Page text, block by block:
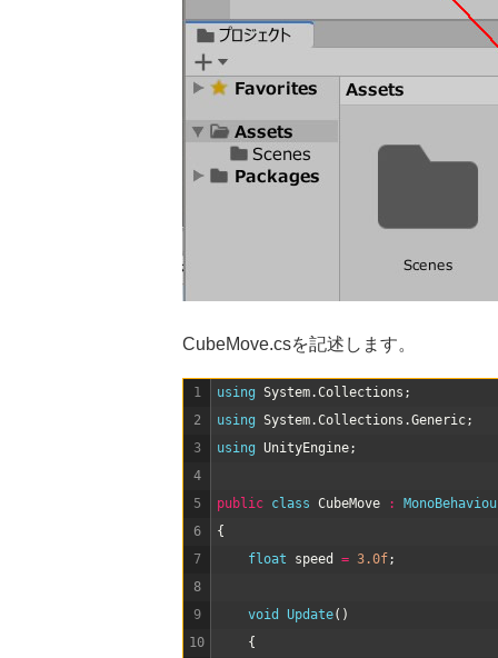
CubeMove.csを記述します。
1
2
3
4
5
6
7
8
9
10
using System.Collections ;
using System.Collections .Generic;
using UnityEngine;
public class CubeMove :
{
float
speed = 3.0f;
void Update( )
{